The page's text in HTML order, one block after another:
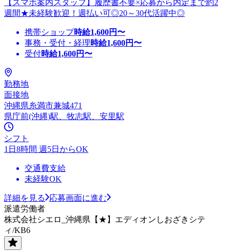
【スマホ案内スタッフ】履歴書不要×応募から内定まで約2
週間★未経験歓迎！週払い可◎20～30代活躍中◎
携帯ショップ時給1,600円〜
事務・受付・経理時給1,600円〜
受付時給1,600円〜
勤務地
面接地
沖縄県糸満市兼城471
県庁前(沖縄)駅、牧志駅、安里駅
シフト
1日8時間 週5日からOK
交通費支給
未経験OK
詳細を見る
応募画面に進む
派遣労働者
株式会社シエロ_沖縄県【★】エディオンしおざきシテ
ィ/KB6